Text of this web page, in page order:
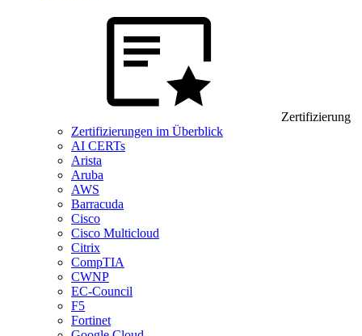
Zertifizierung
Zertifizierungen im Überblick
AI CERTs
Arista
Aruba
AWS
Barracuda
Cisco
Cisco Multicloud
Citrix
CompTIA
CWNP
EC-Council
F5
Fortinet